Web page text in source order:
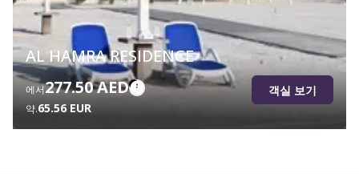
AL HAMRA RESIDENCE
에서277.50 AED
약.65.56 EUR
객실 보기